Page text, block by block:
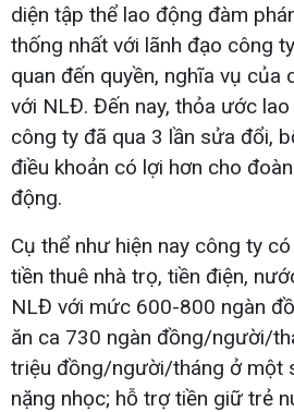
diện tập thể lao động đàm
thống nhất với lãnh đạo công
quan đến quyền, nghĩa vụ của
với NLĐ. Đến nay, thỏa ước
công ty đã qua 3 lần sửa đổi,
điều khoản có lợi hơn cho
động.
Cụ thể như hiện nay công ty
tiền thuê nhà trọ, tiền điện,
NLĐ với mức 600-800 ngàn
ăn ca 730 ngàn đồng/người/
triệu đồng/người/tháng ở một
nặng nhọc; hỗ trợ tiền giữ trẻ